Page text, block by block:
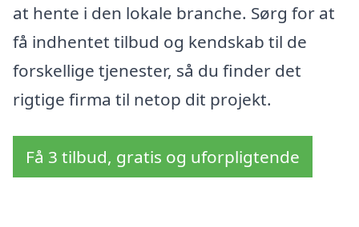
at hente i den lokale branche. Sørg for at
få indhentet tilbud og kendskab til de
forskellige tjenester, så du finder det
rigtige firma til netop dit projekt.
Få 3 tilbud, gratis og uforpligtende